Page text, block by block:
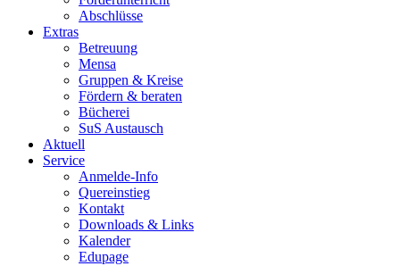
Abschlüsse
Extras
Betreuung
Mensa
Gruppen & Kreise
Fördern & beraten
Bücherei
SuS Austausch
Aktuell
Service
Anmelde-Info
Quereinstieg
Kontakt
Downloads & Links
Kalender
Edupage